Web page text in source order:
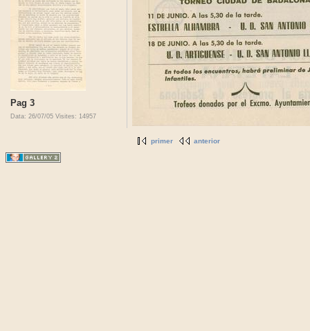
Pag 3
Data: 26/07/05 Visites: 14957
primer anterior